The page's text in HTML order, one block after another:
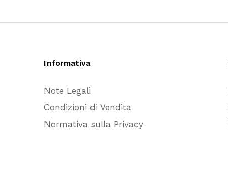
Informativa
Note Legali
Condizioni di Vendita
Normativa sulla Privacy